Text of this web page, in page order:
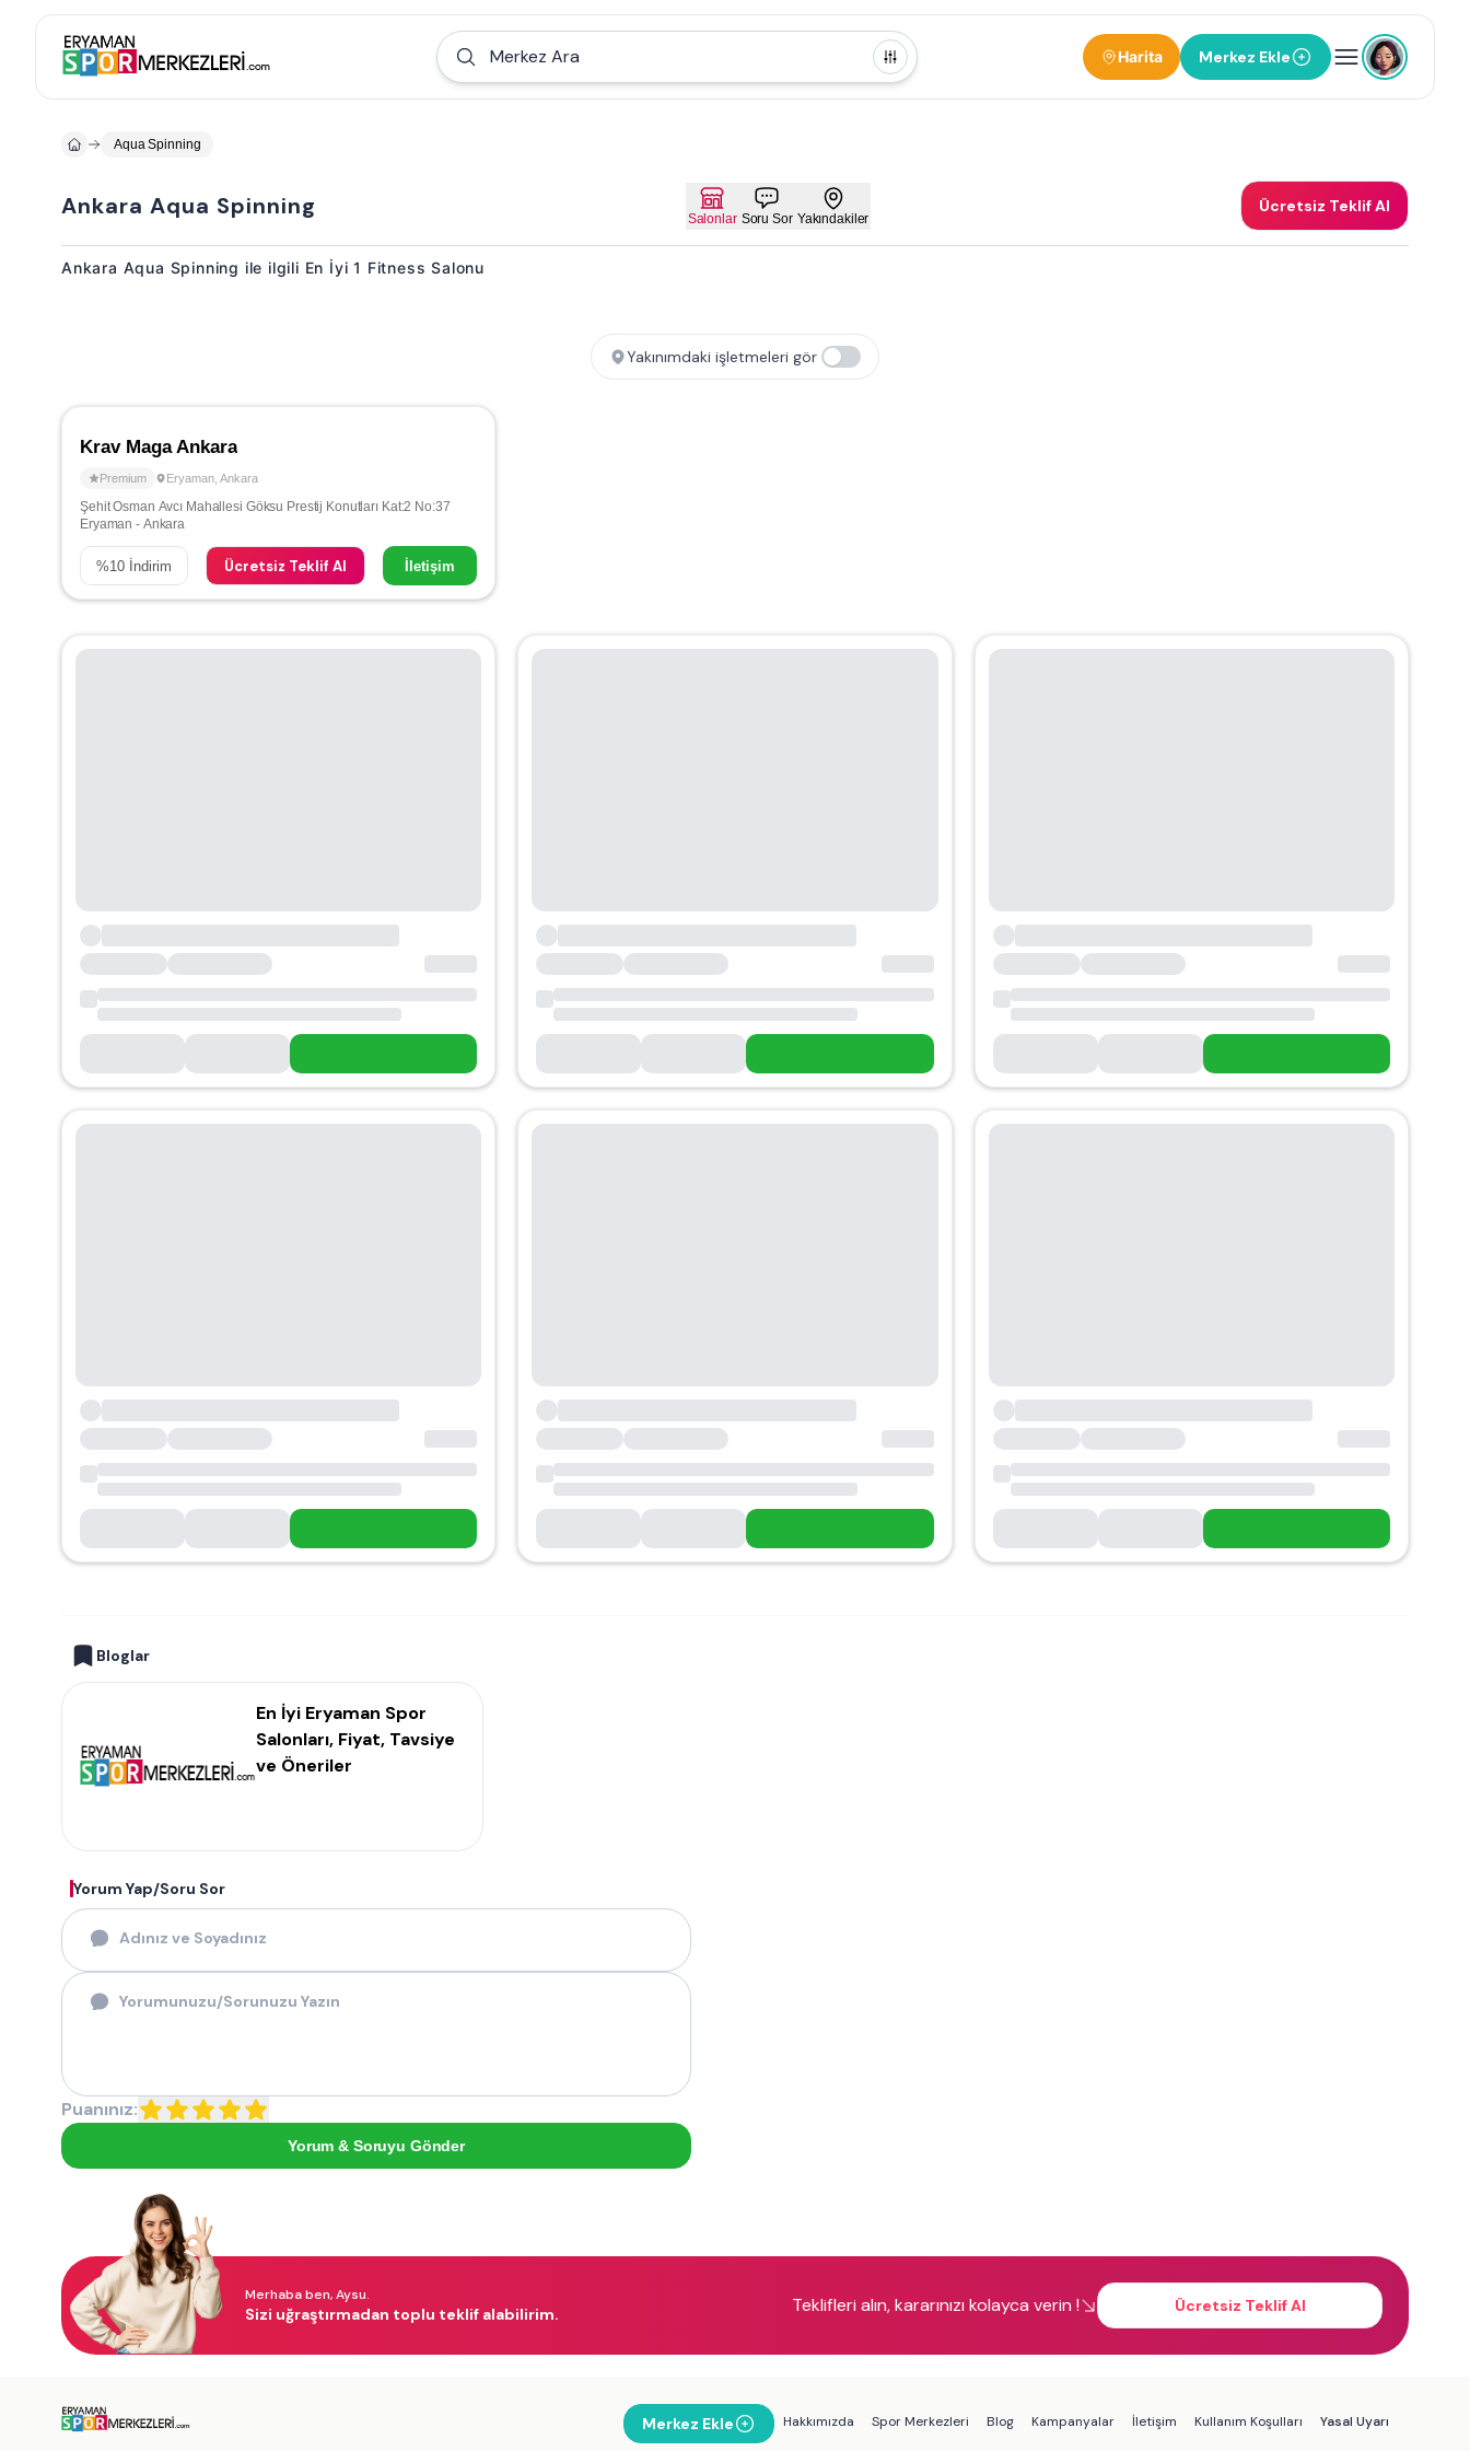
Merkez Ara Harita Merkez Ekle
Aqua Spinning
Ankara Aqua Spinning Salonlar Soru Sor Yakındakiler
Ücretsiz Teklif Al
Ankara Aqua Spinning ile ilgili En İyi 1 Fitness Salonu
Yakınımdaki işletmeleri gör
Krav Maga Ankara
Premium Eryaman Ankara
Şehit Osman Avcı Mahallesi Göksu Prestij Konutları Kat:2 No:37
Eryaman - Ankara
%10 İndirim Ücretsiz Teklif Al İletişim
Bloglar
En İyi Eryaman Spor
Salonları, Fiyat, Tavsiye
ve Öneriler
Yorum Yap/Soru Sor
Puanınız:
Yorum & Soruyu Gönder
Merhaba ben, Aysu.
Sizi uğraştırmadan toplu teklif alabilirim. Teklifleri alın, kararınızı kolayca verin ! Ücretsiz Teklif Al
Merkez Ekle Hakkımızda Spor Merkezleri Blog Kampanyalar İletişim Kullanım Koşulları Yasal Uyarı